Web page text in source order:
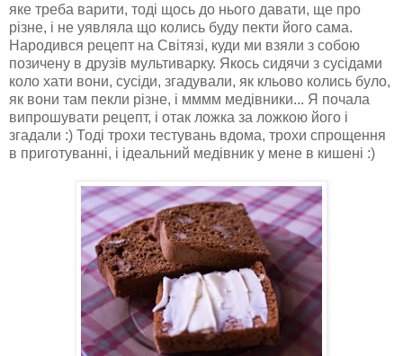
яке треба варити, тоді щось до нього давати, ще про
різне, і не уявляла що колись буду пекти його сама.
Народився рецепт на Світязі, куди ми взяли з собою
позичену в друзів мультиварку. Якось сидячи з сусідами
коло хати вони, сусіди, згадували, як кльово колись було,
як вони там пекли різне, і мммм медівники... Я почала
випрошувати рецепт, і отак ложка за ложкою його і
згадали :) Тоді трохи тестувань вдома, трохи спрощення
в приготуванні, і ідеальний медівник у мене в кишені :)